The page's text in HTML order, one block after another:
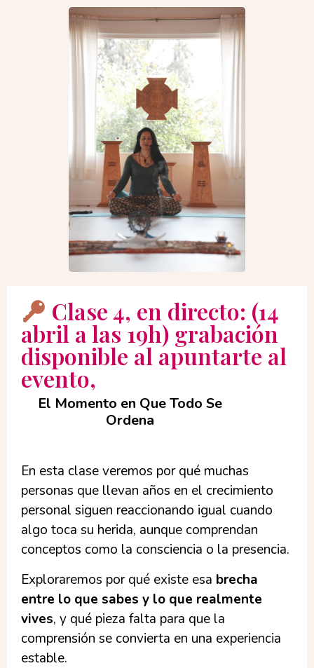
Clase 4, en directo: (14
abril a las 19h) grabación
disponible al apuntarte al
evento,
El Momento en Que Todo Se
Ordena
En esta clase veremos por qué muchas
personas que llevan años en el crecimiento
personal siguen reaccionando igual cuando
algo toca su herida, aunque comprendan
conceptos como la consciencia o la presencia.
Exploraremos por qué existe esa brecha
entre lo que sabes y lo que realmente
vives, y qué pieza falta para que la
comprensión se convierta en una experiencia
estable.